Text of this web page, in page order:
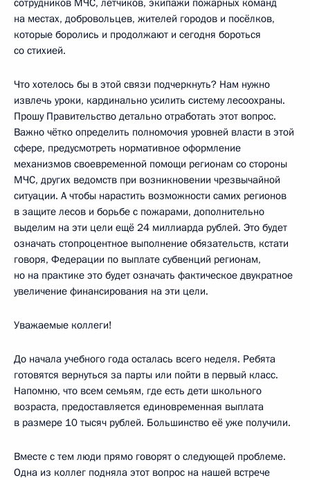
на местах, добровольцев, жителей городов и посёлков,
которые боролись и продолжают и сегодня бороться
со стихией.
Что хотелось бы в этой связи подчеркнуть? Нам нужно
извлечь уроки, кардинально усилить систему лесоохраны.
Прошу Правительство детально отработать этот вопрос.
Важно чётко определить полномочия уровней власти в этой
сфере, предусмотреть нормативное оформление
механизмов своевременной помощи регионам со стороны
МЧС, других ведомств при возникновении чрезвычайной
ситуации. А чтобы нарастить возможности самих регионов
в защите лесов и борьбе с пожарами, дополнительно
выделим на эти цели ещё 24 миллиарда рублей. Это будет
означать стопроцентное выполнение обязательств, кстати
говоря, Федерации по выплате субвенций регионам,
но на практике это будет означать фактическое двукратное
увеличение финансирования на эти цели.
Уважаемые коллеги!
До начала учебного года осталась всего неделя. Ребята
готовятся вернуться за парты или пойти в первый класс.
Напомню, что всем семьям, где есть дети школьного
возраста, предоставляется единовременная выплата
в размере 10 тысяч рублей. Большинство её уже получили.
Вместе с тем люди прямо говорят о следующей проблеме.
Одна из коллег подняла этот вопрос на нашей встрече